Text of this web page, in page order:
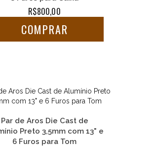
R$800,00
COMPRAR
Par de Aros Die Cast de
Preto 3,5mm com 13" e
6 Furos para Tom